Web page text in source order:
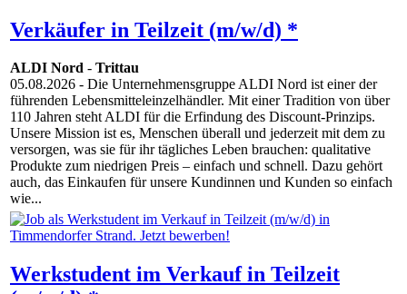
Verkäufer in Teilzeit (m/w/d) *
ALDI Nord - Trittau
05.08.2026 - Die Unternehmensgruppe ALDI Nord ist einer der
führenden Lebensmitteleinzelhändler. Mit einer Tradition von über
110 Jahren steht ALDI für die Erfindung des Discount-Prinzips.
Unsere Mission ist es, Menschen überall und jederzeit mit dem zu
versorgen, was sie für ihr tägliches Leben brauchen: qualitative
Produkte zum niedrigen Preis – einfach und schnell. Dazu gehört
auch, das Einkaufen für unsere Kundinnen und Kunden so einfach
wie...
Werkstudent im Verkauf in Teilzeit